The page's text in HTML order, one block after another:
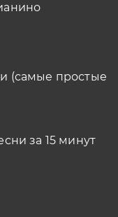
(самые простые
за 15 минут